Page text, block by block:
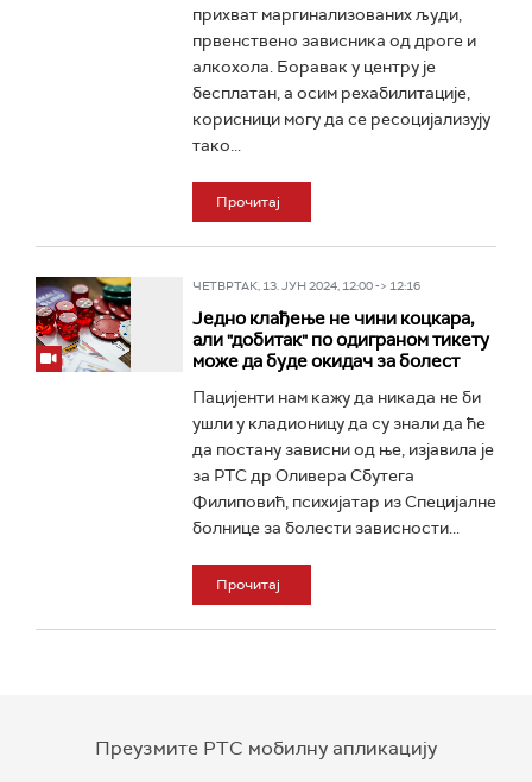
прихват маргинализованих људи,
првенствено зависника од дроге и
алкохола. Боравак у центру је
бесплатан, а осим рехабилитације,
корисници могу да се ресоцијализују
тако...
Прочитај
ЧЕТВРТАК, 13. ЈУН 2024, 12:00 -> 12:16
Једно клађење не чини коцкара,
али "добитак" по одиграном тикету
може да буде окидач за болест
Пацијенти нам кажу да никада не би
ушли у кладионицу да су знали да ће
да постану зависни од ње, изјавила је
за РТС др Оливера Сбутега
Филиповић, психијатар из Специјалне
болнице за болести зависности...
Прочитај
Преузмите РТС мобилну апликацију